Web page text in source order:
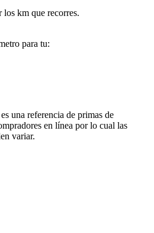
los km que recorres.
para tu:
una referencia de primas de
en línea por lo cual las
variar.